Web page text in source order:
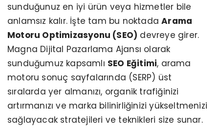
sunduğunuz en iyi ürün veya hizmetler bile
anlamsız kalır. İşte tam bu noktadaArama
Motoru Optimizasyonu (SEO) devreye girer.
Magna Dijital Pazarlama Ajansı olarak
sunduğumuz kapsamlı SEO Eğitimi, arama
motoru sonuç sayfalarında (SERP) üst
sıralarda yer almanızı, organik trafiğinizi
artırmanızı ve marka bilinirliğinizi yükseltmenizi
sağlayacak stratejileri ve teknikleri size sunar.